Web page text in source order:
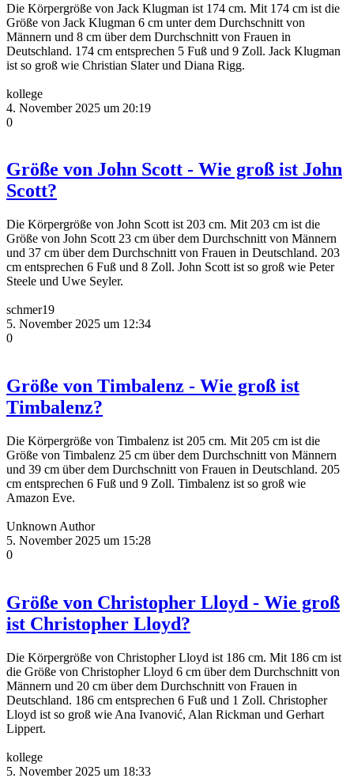
Die Körpergröße von Jack Klugman ist 174 cm. Mit 174 cm ist die
Größe von Jack Klugman 6 cm unter dem Durchschnitt von
Männern und 8 cm über dem Durchschnitt von Frauen in
Deutschland. 174 cm entsprechen 5 Fuß und 9 Zoll. Jack Klugman
ist so groß wie Christian Slater und Diana Rigg.
kollege
4. November 2025 um 20:19
0
Größe von John Scott - Wie groß ist John
Scott?
Die Körpergröße von John Scott ist 203 cm. Mit 203 cm ist die
Größe von John Scott 23 cm über dem Durchschnitt von Männern
und 37 cm über dem Durchschnitt von Frauen in Deutschland. 203
cm entsprechen 6 Fuß und 8 Zoll. John Scott ist so groß wie Peter
Steele und Uwe Seyler.
schmer19
5. November 2025 um 12:34
0
Größe von Timbalenz - Wie groß ist
Timbalenz?
Die Körpergröße von Timbalenz ist 205 cm. Mit 205 cm ist die
Größe von Timbalenz 25 cm über dem Durchschnitt von Männern
und 39 cm über dem Durchschnitt von Frauen in Deutschland. 205
cm entsprechen 6 Fuß und 9 Zoll. Timbalenz ist so groß wie
Amazon Eve.
Unknown Author
5. November 2025 um 15:28
0
Größe von Christopher Lloyd - Wie groß
ist Christopher Lloyd?
Die Körpergröße von Christopher Lloyd ist 186 cm. Mit 186 cm ist
die Größe von Christopher Lloyd 6 cm über dem Durchschnitt von
Männern und 20 cm über dem Durchschnitt von Frauen in
Deutschland. 186 cm entsprechen 6 Fuß und 1 Zoll. Christopher
Lloyd ist so groß wie Ana Ivanović, Alan Rickman und Gerhart
Lippert.
kollege
5. November 2025 um 18:33